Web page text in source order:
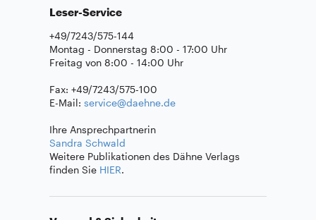
Leser-Service
+49/7243/575-144
Montag - Donnerstag 8:00 - 17:00 Uhr
Freitag von 8:00 - 14:00 Uhr
Fax: +49/7243/575-100
E-Mail: service@daehne.de
Ihre Ansprechpartnerin
Sandra Schwald
Weitere Publikationen des Dähne Verlags
finden Sie HIER.